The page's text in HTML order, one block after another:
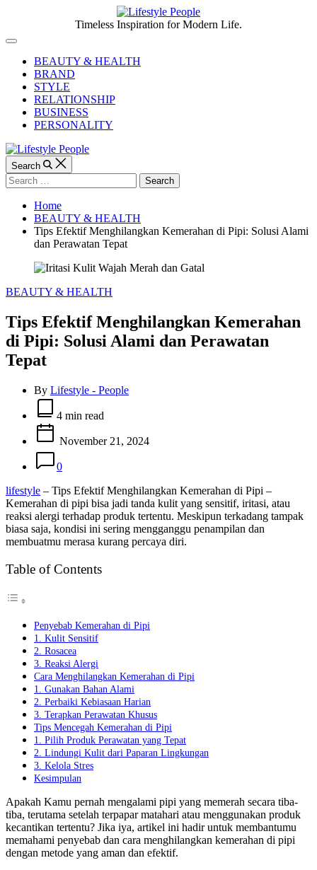
content
People
Timeless Inspiration for Modern Life.
Off
CanvasBEAUTY & HEALTH
BRAND
STYLE
RELATIONSHIP
BUSINESS
PERSONALITY
Search
Search
for:
Home
BEAUTY & HEALTH
Tips Efektif Menghilangkan Kemerahan di Pipi: Solusi Alami
dan Perawatan Tepat
Categories
BEAUTY & HEALTH
Tips Efektif Menghilangkan Kemerahan
di Pipi: Solusi Alami dan Perawatan
Tepat
By Lifestyle - People
Estimated
read
time
4 min read
November 21, 2024
0
lifestyle – Tips Efektif Menghilangkan Kemerahan di Pipi –
Kemerahan di pipi bisa jadi tanda kulit yang sensitif, iritasi, atau
reaksi alergi terhadap produk tertentu. Meskipun terkadang tampak
biasa saja, kondisi ini sering mengganggu penampilan dan
membuatmu merasa kurang percaya diri.
Table of Contents
Penyebab Kemerahan di Pipi
1. Kulit Sensitif
2. Rosacea
3. Reaksi Alergi
Cara Menghilangkan Kemerahan di Pipi
1. Gunakan Bahan Alami
2. Perbaiki Kebiasaan Harian
3. Terapkan Perawatan Khusus
Tips Mencegah Kemerahan di Pipi
1. Pilih Produk Perawatan yang Tepat
2. Lindungi Kulit dari Paparan Lingkungan
3. Kelola Stres
Kesimpulan
Apakah Kamu pernah mengalami pipi yang memerah secara tiba-
tiba, terutama setelah terpapar matahari atau menggunakan produk
kecantikan tertentu? Jika iya, artikel ini hadir untuk membantumu
memahami penyebab dan cara menghilangkan kemerahan di pipi
dengan metode yang aman dan efektif.